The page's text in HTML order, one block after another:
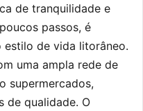
de tranquilidade e
passos, é
de vida litorâneo.
uma ampla rede de
supermercados,
de qualidade. O